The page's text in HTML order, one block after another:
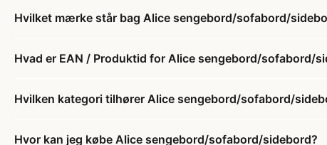
Hvilket mærke står bag Alice sengebord/sofabord/
Hvad er EAN / Produktid for Alice sengebord/sofabord/
Hvilken kategori tilhører Alice sengebord/sofabord/
Hvor kan jeg købe Alice sengebord/sofabord/sidebord?